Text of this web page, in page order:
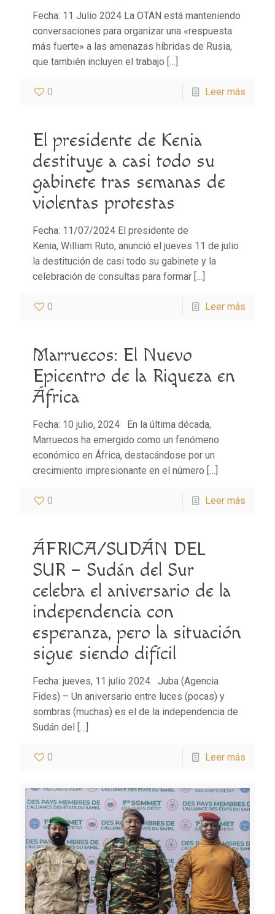
Fecha: 11 Julio 2024 La OTAN está manteniendo
conversaciones para organizar una «respuesta
más fuerte» a las amenazas híbridas de Rusia,
que también incluyen el trabajo […]
0 Leer más
El presidente de Kenia
destituye a casi todo su
gabinete tras semanas de
violentas protestas
Fecha: 11/07/2024 El presidente de
Kenia, William Ruto, anunció el jueves 11 de julio
la destitución de casi todo su gabinete y la
celebración de consultas para formar […]
0 Leer más
Marruecos: El Nuevo
Epicentro de la Riqueza en
África
Fecha: 10 julio, 2024 En la última década,
Marruecos ha emergido como un fenómeno
económico en África, destacándose por un
crecimiento impresionante en el número […]
0 Leer más
ÁFRICA/SUDÁN DEL
SUR – Sudán del Sur
celebra el aniversario de la
independencia con
esperanza, pero la situación
sigue siendo difícil
Fecha: jueves, 11 julio 2024 Juba (Agencia
Fides) – Un aniversario entre luces (pocas) y
sombras (muchas) es el de la independencia de
Sudán del […]
0 Leer más